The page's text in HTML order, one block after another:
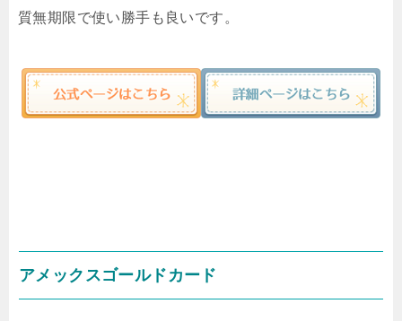
質無期限で使い勝手も良いです。
アメックスゴールドカード